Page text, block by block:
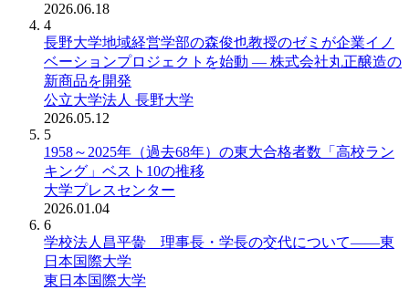
2026.06.18
4
長野大学地域経営学部の森俊也教授のゼミが企業イノ
ベーションプロジェクトを始動 ― 株式会社丸正醸造の
新商品を開発
公立大学法人 長野大学
2026.05.12
5
1958～2025年（過去68年）の東大合格者数「高校ラン
キング」ベスト10の推移
大学プレスセンター
2026.01.04
6
学校法人昌平黌 理事長・学長の交代について――東
日本国際大学
東日本国際大学